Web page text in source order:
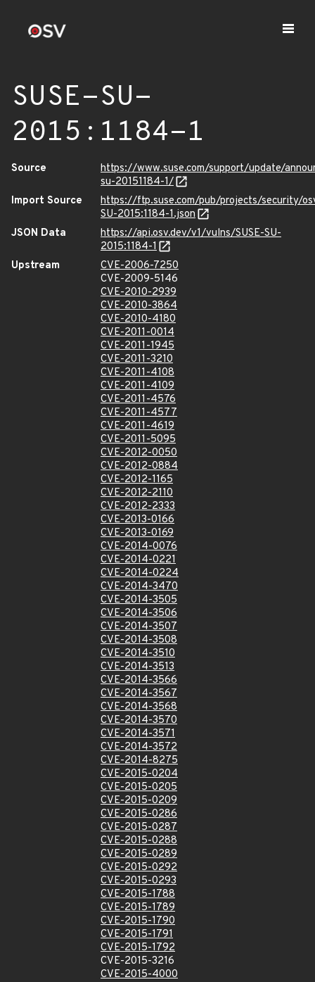
SUSE-SU-
2015:1184-1
Source
https://www.suse.com/support/update/
su-20151184-1/
Import Source
https://ftp.suse.com/pub/projects/security/
SU-2015:1184-1.json
JSON Data
https://api.osv.dev/v1/vulns/SUSE-SU-
2015:1184-1
Upstream
CVE-2006-7250
CVE-2009-5146
CVE-2010-2939
CVE-2010-3864
CVE-2010-4180
CVE-2011-0014
CVE-2011-1945
CVE-2011-3210
CVE-2011-4108
CVE-2011-4109
CVE-2011-4576
CVE-2011-4577
CVE-2011-4619
CVE-2011-5095
CVE-2012-0050
CVE-2012-0884
CVE-2012-1165
CVE-2012-2110
CVE-2012-2333
CVE-2013-0166
CVE-2013-0169
CVE-2014-0076
CVE-2014-0221
CVE-2014-0224
CVE-2014-3470
CVE-2014-3505
CVE-2014-3506
CVE-2014-3507
CVE-2014-3508
CVE-2014-3510
CVE-2014-3513
CVE-2014-3566
CVE-2014-3567
CVE-2014-3568
CVE-2014-3570
CVE-2014-3571
CVE-2014-3572
CVE-2014-8275
CVE-2015-0204
CVE-2015-0205
CVE-2015-0209
CVE-2015-0286
CVE-2015-0287
CVE-2015-0288
CVE-2015-0289
CVE-2015-0292
CVE-2015-0293
CVE-2015-1788
CVE-2015-1789
CVE-2015-1790
CVE-2015-1791
CVE-2015-1792
CVE-2015-3216
CVE-2015-4000